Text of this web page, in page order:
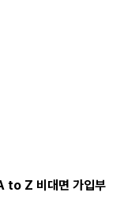
to Z 비대면 가입부